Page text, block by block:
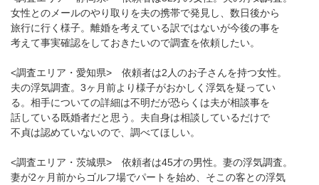
女性とのメールのやり取りを夫の携帯で発見し、数日後から
旅行に行く様子。離婚を考えている訳ではないが今後の事を
考えて事実確認をしておきたいので調査を依頼したい。
<調査エリア・愛知県> 依頼者は2人のお子さんを持つ女性。
夫の浮気調査。3ヶ月前より様子がおかしく浮気を疑ってい
る。相手についての詳細は不明だが恐らくは夫が相談事を
話している既婚者だと思う。夫自身は相談しているだけで
不貞は認めていないので、調べてほしい。
<調査エリア・茨城県> 依頼者は45才の男性。妻の浮気調査。
妻が2ヶ月前からゴルフ場でパートを始め、そこの客との浮気